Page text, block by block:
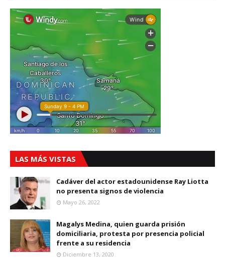
LAS MÁS VISTAS
Cadáver del actor estadounidense Ray Liotta
no presenta signos de violencia
Mayo 26, 2022
Magalys Medina, quien guarda prisión
domiciliaria, protesta por presencia policial
frente a su residencia
Diciembre 13, 2020